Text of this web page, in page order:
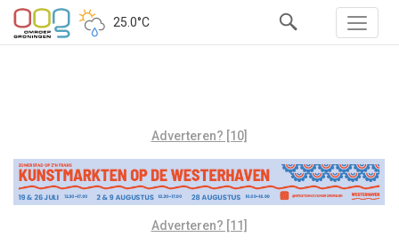
25.0°C
Adverteren? [10]
Adverteren? [11]